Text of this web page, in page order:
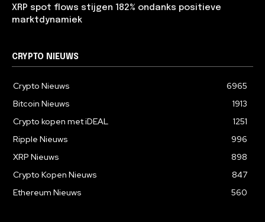
XRP spot flows stijgen 182% ondanks positieve
marktdynamiek
CRYPTO NIEUWS
Crypto Nieuws
6965
Bitcoin Nieuws
1913
Crypto kopen met iDEAL
1251
Ripple Nieuws
996
XRP Nieuws
898
Crypto Kopen Nieuws
847
Ethereum Nieuws
560